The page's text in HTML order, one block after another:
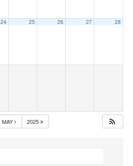
24 25 26 27 28
MAY 2025